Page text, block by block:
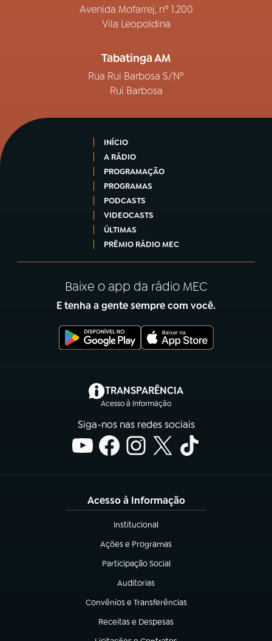
Avenida Mofarrej, nº 1.200
Vila Leopoldina
Tabatinga AM
Rua Rui Barbosa S/Nº
Rui Barbosa
INÍCIO
A RÁDIO
PROGRAMAÇÃO
PROGRAMAS
PODCASTS
VIDEOCASTS
ÚLTIMAS
PRÊMIO RÁDIO MEC
Baixe o app da rádio MEC
E tenha a gente sempre com você.
TRANSPARÊNCIA
Acesso à Informação
(abre em nova aba)
Siga-nos nas redes sociais
Acesso à Informação
Institucional
(abre em nova aba)
Ações e Programas
(abre em nova aba)
Participação Social
(abre em nova aba)
Auditorias
(abre em nova aba)
Convênios e Transferências
(abre em nova aba)
Receitas e Despesas
(abre em nova aba)